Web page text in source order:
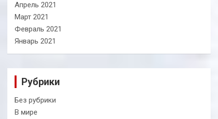
Апрель 2021
Март 2021
Февраль 2021
Январь 2021
Рубрики
Без рубрики
В мире